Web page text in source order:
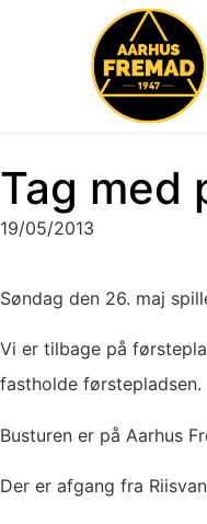
Tag med
19/05/2013
Søndag den 26. maj
Vi er tilbage på
fastholde førstepladsen.
Busturen er på Aarhus
Der er afgang fra